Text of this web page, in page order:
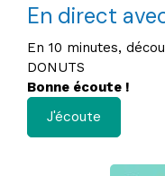
En direct
En 10 minutes,
DONUTS
Bonne écoute !
J'écoute